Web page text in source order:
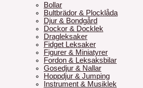
Bollar
Bultbrädor & Plocklåda
Djur & Bondgård
Dockor & Docklek
Dragleksaker
Fidget Leksaker
Figurer & Miniatyrer
Fordon & Leksaksbilar
Gosedjur & Nallar
Hoppdjur & Jumping
Instrument & Musiklek